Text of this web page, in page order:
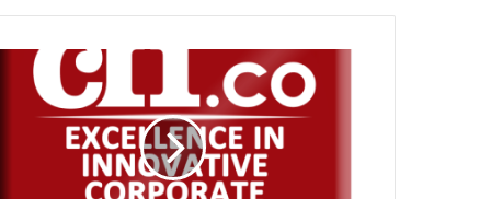
KIB